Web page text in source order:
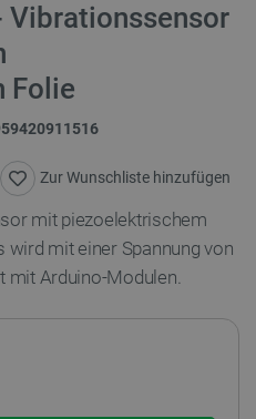
Vibrationssensor
Folie
Zur Wunschliste hinzufügen
mit piezoelektrischem
wird mit einer Spannung von
mit Arduino-Modulen.